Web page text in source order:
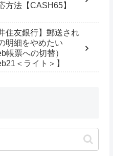
方法【CASH65】
住友銀行】郵送され
明細をやめたい
帳票への切替）
＜ライト＞】